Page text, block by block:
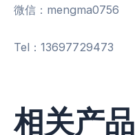
微信：mengma0756
Tel：13697729473
相关产品